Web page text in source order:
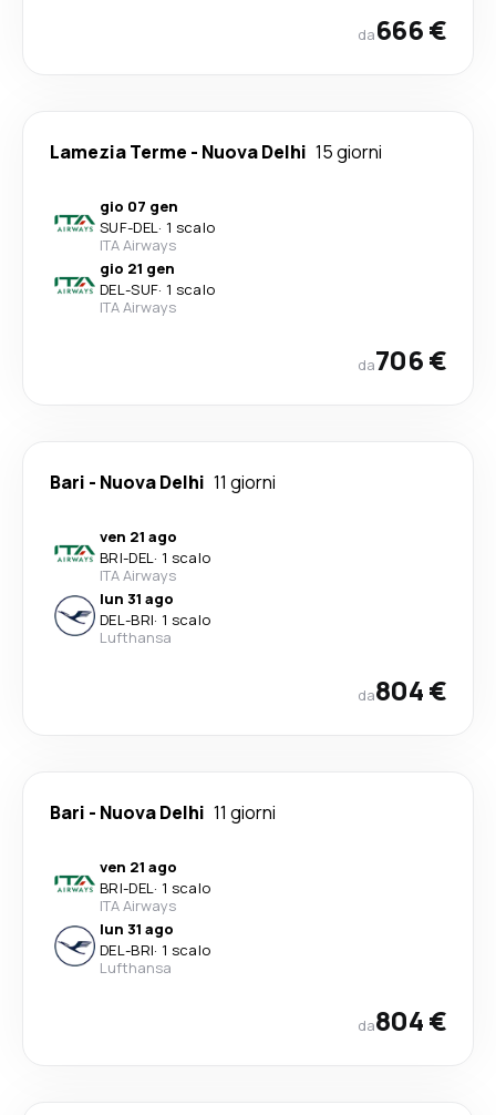
da666 €
Lamezia Terme - Nuova Delhi 15 giorni
gio 07 gen
SUF-DEL· 1 scalo
ITA Airways
gio 21 gen
DEL-SUF· 1 scalo
ITA Airways
da706 €
Bari - Nuova Delhi 11 giorni
ven 21 ago
BRI-DEL· 1 scalo
ITA Airways
lun 31 ago
DEL-BRI· 1 scalo
Lufthansa
da804 €
Bari - Nuova Delhi 11 giorni
ven 21 ago
BRI-DEL· 1 scalo
ITA Airways
lun 31 ago
DEL-BRI· 1 scalo
Lufthansa
da804 €